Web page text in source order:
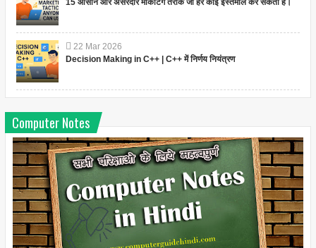
15 आसान और असरदार मार्केटिंग तरीके जो हर कोई इस्तेमाल कर सकता है।
22 Mar 2026
Decision Making in C++ | C++ में निर्णय नियंत्रण
Computer Notes